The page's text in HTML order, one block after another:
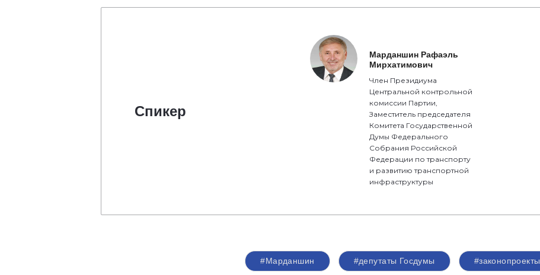
Спикер
Марданшин Рафаэль
Мирхатимович
Член Президиума
Центральной контрольной
комиссии Партии,
Заместитель председателя
Комитета Государственной
Думы Федерального
Собрания Российской
Федерации по транспорту
и развитию транспортной
инфраструктуры
#Марданшин #депутаты Госдумы #законопроекты